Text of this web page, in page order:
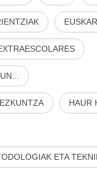
HAUR
ETA